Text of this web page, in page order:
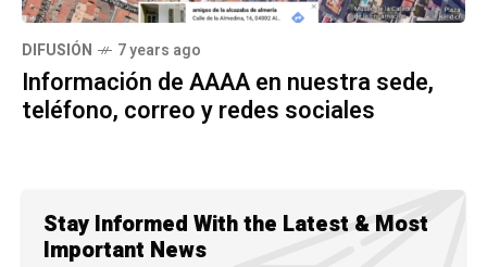
DIFUSIÓN 7 years ago
Información de AAAA en nuestra sede,
teléfono, correo y redes sociales
Stay Informed With the Latest & Most
Important News